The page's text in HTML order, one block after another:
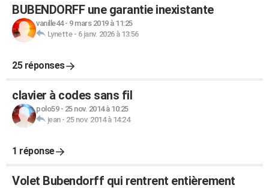
BUBENDORFF une garantie inexistante
vanille44- 9 mars 2019 à 11:25
Lynette- 6 janv. 2026 à 13:56
25 réponses
clavier à codes sans fil
polo59- 25 nov. 2014 à 10:25
jean- 25 nov. 2014 à 14:24
1 réponse
Volet Bubendorff qui rentrent entièrement